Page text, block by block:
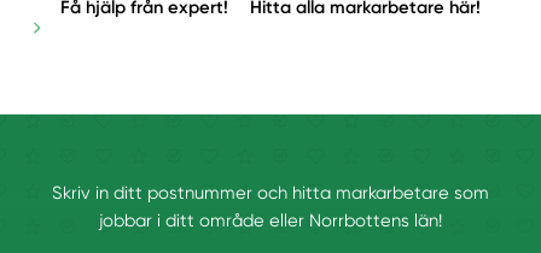
Få hjälp från expert! Hitta alla markarbetare här!
Skriv in ditt postnummer och hitta markarbetare som
jobbar i ditt område eller Norrbottens län!